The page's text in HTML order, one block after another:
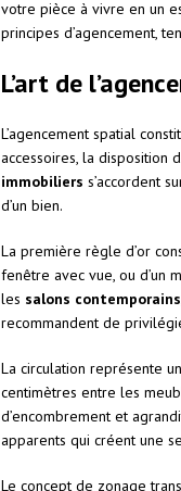
votre pièce à vivre en un
principes d’agencement,
L’art de
L’agencement spatial
accessoires, la disposition
immobiliers s’accordent
d’un bien.
La première règle d’or
fenêtre avec vue, ou d’un
les salons contemporains
recommandent de
La circulation représente
centimètres entre les
d’encombrement et
apparents qui créent une
Le concept de zonage